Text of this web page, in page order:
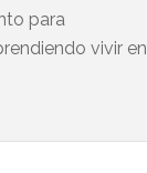
para
vivir en